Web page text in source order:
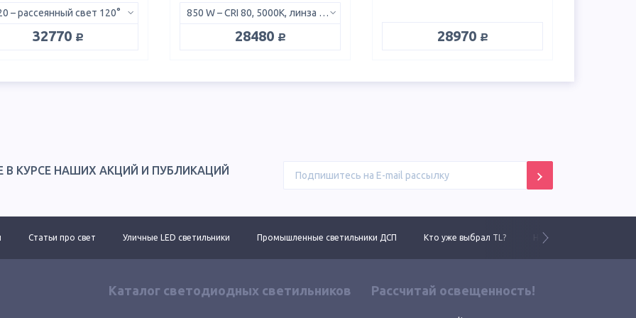
– рассеянный свет 120°
32770 руб.
850 W – CRI 80, 5000K, линза 145x60°
28480 руб. 28970 руб.
В КУРСЕ НАШИХ АКЦИЙ И ПУБЛИКАЦИЙ
Статьи про свет Уличные LED светильники Промышленные светильники ДСП Кто уже выбрал TL? Новинки 2025 года
Каталог светодиодных светильников Рассчитай освещенность!